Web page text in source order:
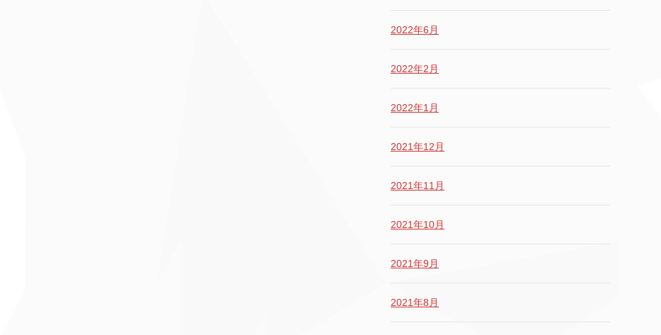
2022年6月
2022年2月
2022年1月
2021年12月
2021年11月
2021年10月
2021年9月
2021年8月